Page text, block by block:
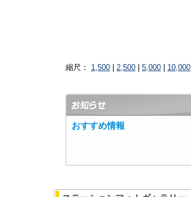
縮尺： 1,500 2,500 5,000 10,000
おすすめ情報